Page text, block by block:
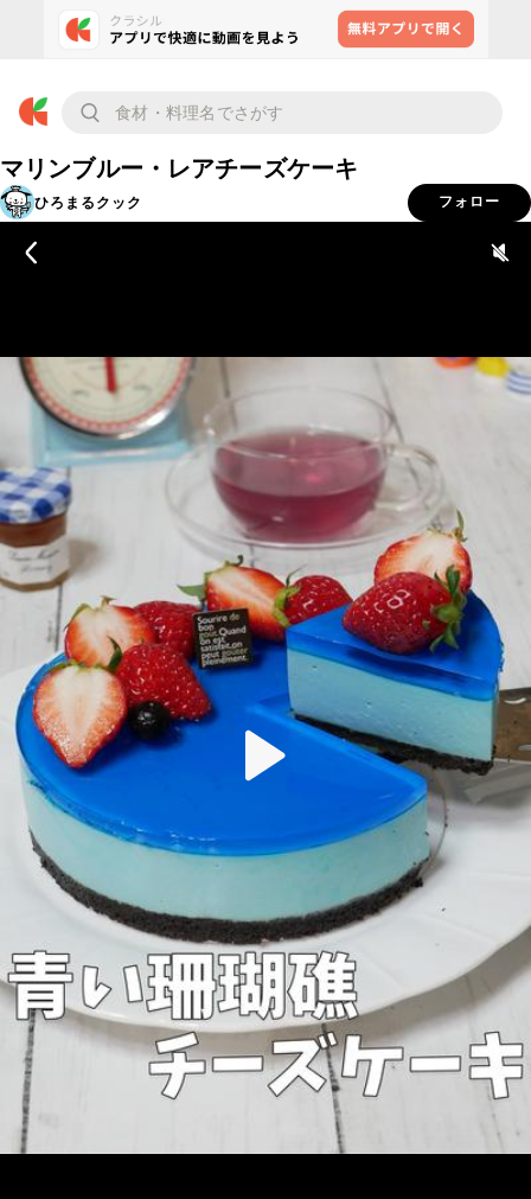
マリンブルー・レアチーズケーキ
ひろまるクック フォロー